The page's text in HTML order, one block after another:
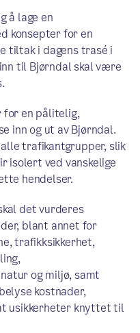
å lage en
konsepter for en
tiltak i dagens trasé i
til Bjørndal skal være
for en pålitelig,
inn og ut av Bjørndal.
trafikantgrupper, slik
isolert ved vanskelige
hendelser.
det vurderes
blant annet for
trafikksikkerhet,
og miljø, samt
kostnader,
usikkerheter knyttet til